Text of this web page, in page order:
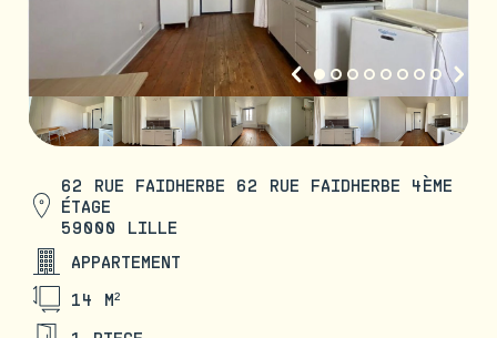
62 RUE FAIDHERBE 62 RUE FAIDHERBE 4ÈME
ÉTAGE
59000 LILLE
APPARTEMENT
14 M²